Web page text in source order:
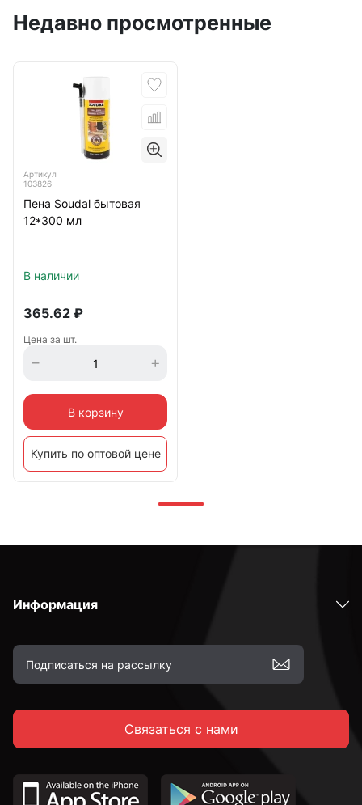
Недавно просмотренные
Артикул
103826
Пена Soudal бытовая
12*300 мл
В наличии
365.62 ₽
Цена за шт.
В корзину
Купить по оптовой цене
Информация
Связаться с нами